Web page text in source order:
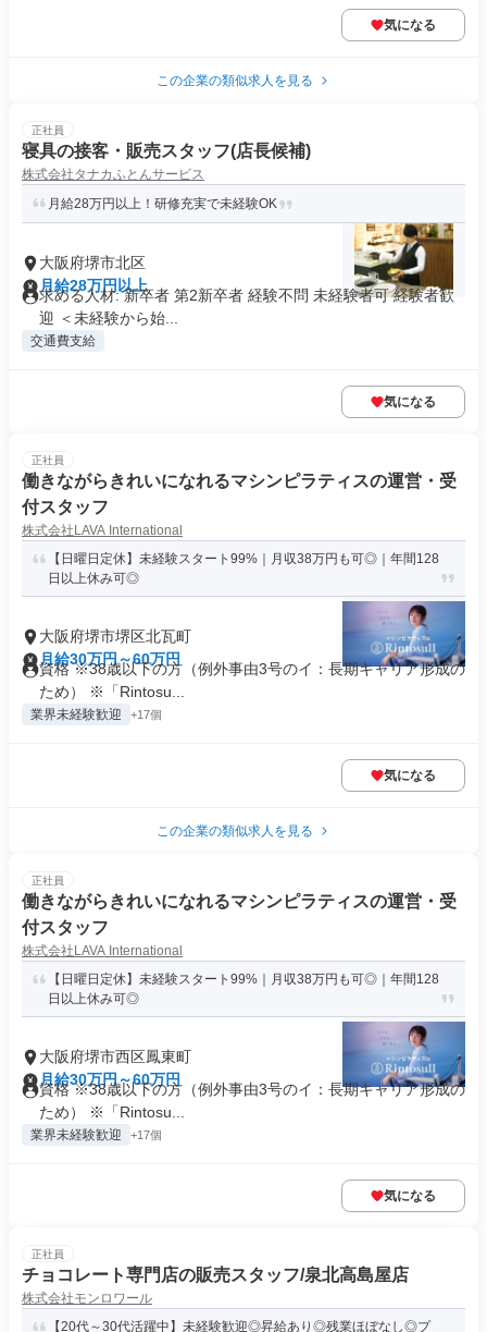
気になる
この企業の類似求人を見る
正社員
寝具の接客・販売スタッフ(店長候補)
株式会社タナカふとんサービス
月給28万円以上！研修充実で未経験OK
大阪府堺市北区
月給28万円以上
求める人材: 新卒者 第2新卒者 経験不問 未経験者可 経験者歓
迎 ＜未経験から始...
交通費支給
気になる
正社員
働きながらきれいになれるマシンピラティスの運営・受
付スタッフ
株式会社LAVA International
【日曜日定休】未経験スタート99%｜月収38万円も可◎｜年間128
日以上休み可◎
大阪府堺市堺区北瓦町
月給30万円～60万円
資格 ※38歳以下の方（例外事由3号のイ：長期キャリア形成の
ため） ※「Rintosu...
業界未経験歓迎 +17個
気になる
この企業の類似求人を見る
正社員
働きながらきれいになれるマシンピラティスの運営・受
付スタッフ
株式会社LAVA International
【日曜日定休】未経験スタート99%｜月収38万円も可◎｜年間128
日以上休み可◎
大阪府堺市西区鳳東町
月給30万円～60万円
資格 ※38歳以下の方（例外事由3号のイ：長期キャリア形成の
ため） ※「Rintosu...
業界未経験歓迎 +17個
気になる
正社員
チョコレート専門店の販売スタッフ/泉北高島屋店
株式会社モンロワール
【20代～30代活躍中】未経験歓迎◎昇給あり◎残業ほぼなし◎プ